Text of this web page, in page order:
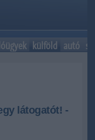
külföld autó
látogatót! -